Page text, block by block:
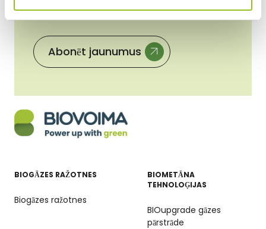
BIOGĀZES RAŽOTNES
Biogāzes ražotnes
BIOMETĀNA
TEHNOLOĢIJAS
BIOupgrade gāzes
pārstrāde